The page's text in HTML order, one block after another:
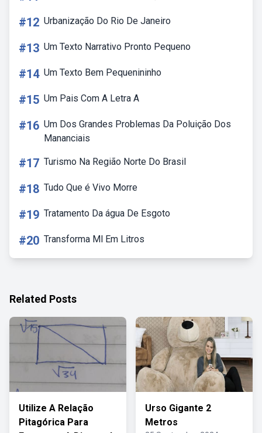
#12 Urbanização Do Rio De Janeiro
#13 Um Texto Narrativo Pronto Pequeno
#14 Um Texto Bem Pequenininho
#15 Um Pais Com A Letra A
#16 Um Dos Grandes Problemas Da Poluição Dos
Mananciais
#17 Turismo Na Região Norte Do Brasil
#18 Tudo Que é Vivo Morre
#19 Tratamento Da água De Esgoto
#20 Transforma Ml Em Litros
Related Posts
Utilize A Relação
Pitagórica Para
Urso Gigante 2
Metros